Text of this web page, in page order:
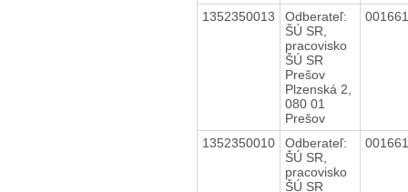
1352350013
Odberateľ:
ŠÚ SR,
pracovisko
ŠÚ SR
Prešov
Plzenská 2,
080 01
Prešov
1352350010
Odberateľ:
ŠÚ SR,
pracovisko
ŠÚ SR